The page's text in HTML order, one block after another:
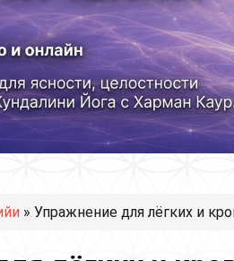
» Упражнение для лёгких и